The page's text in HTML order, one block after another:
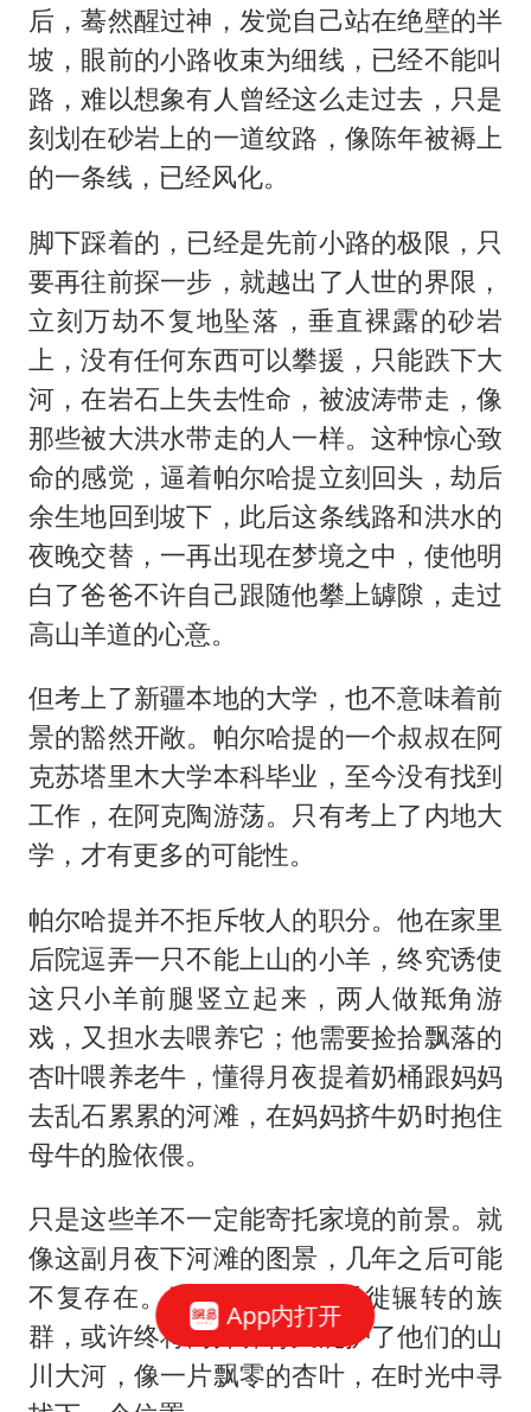
后，蓦然醒过神，发觉自己站在绝壁的半
坡，眼前的小路收束为细线，已经不能叫
路，难以想象有人曾经这么走过去，只是
刻划在砂岩上的一道纹路，像陈年被褥上
的一条线，已经风化。
脚下踩着的，已经是先前小路的极限，只
要再往前探一步，就越出了人世的界限，
立刻万劫不复地坠落，垂直裸露的砂岩
上，没有任何东西可以攀援，只能跌下大
河，在岩石上失去性命，被波涛带走，像
那些被大洪水带走的人一样。这种惊心致
命的感觉，逼着帕尔哈提立刻回头，劫后
余生地回到坡下，此后这条线路和洪水的
夜晚交替，一再出现在梦境之中，使他明
白了爸爸不许自己跟随他攀上罅隙，走过
高山羊道的心意。
但考上了新疆本地的大学，也不意味着前
景的豁然开敞。帕尔哈提的一个叔叔在阿
克苏塔里木大学本科毕业，至今没有找到
工作，在阿克陶游荡。只有考上了内地大
学，才有更多的可能性。
帕尔哈提并不拒斥牧人的职分。他在家里
后院逗弄一只不能上山的小羊，终究诱使
这只小羊前腿竖立起来，两人做羝角游
戏，又担水去喂养它；他需要捡拾飘落的
杏叶喂养老牛，懂得月夜提着奶桶跟妈妈
去乱石累累的河滩，在妈妈挤牛奶时抱住
母牛的脸依偎。
只是这些羊不一定能寄托家境的前景。就
像这副月夜下河滩的图景，几年之后可能
不复存在。这个在历史中迁徙辗转的族
群，或许终将离开养育又庇护了他们的山
川大河，像一片飘零的杏叶，在时光中寻
App内打开